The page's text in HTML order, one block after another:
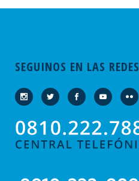
SEGUINOS EN LAS REDES